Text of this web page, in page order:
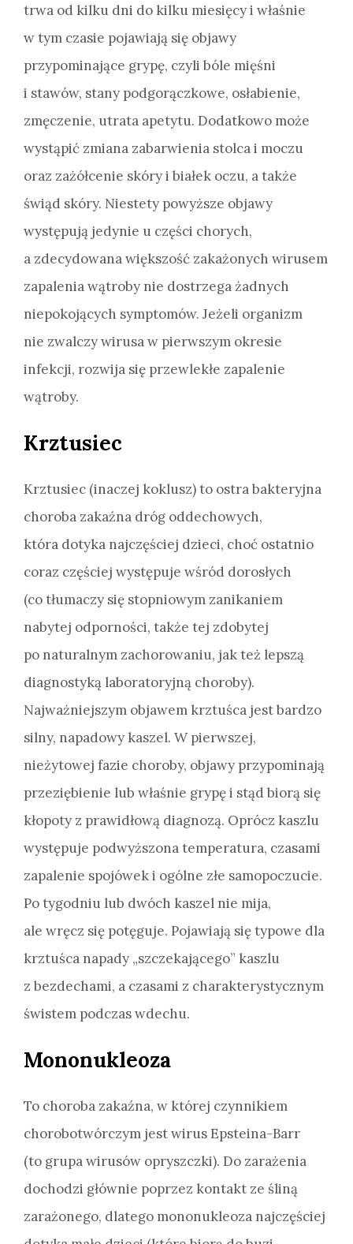
trwa od kilku dni do kilku miesięcy i właśnie
w tym czasie pojawiają się objawy
przypominające grypę, czyli bóle mięśni
i stawów, stany podgorączkowe, osłabienie,
zmęczenie, utrata apetytu. Dodatkowo może
wystąpić zmiana zabarwienia stolca i moczu
oraz zażółcenie skóry i białek oczu, a także
świąd skóry. Niestety powyższe objawy
występują jedynie u części chorych,
a zdecydowana większość zakażonych wirusem
zapalenia wątroby nie dostrzega żadnych
niepokojących symptomów. Jeżeli organizm
nie zwalczy wirusa w pierwszym okresie
infekcji, rozwija się przewlekłe zapalenie
wątroby.
Krztusiec
Krztusiec (inaczej koklusz) to ostra bakteryjna
choroba zakaźna dróg oddechowych,
która dotyka najczęściej dzieci, choć ostatnio
coraz częściej występuje wśród dorosłych
(co tłumaczy się stopniowym zanikaniem
nabytej odporności, także tej zdobytej
po naturalnym zachorowaniu, jak też lepszą
diagnostyką laboratoryjną choroby).
Najważniejszym objawem krztuśca jest bardzo
silny, napadowy kaszel. W pierwszej,
nieżytowej fazie choroby, objawy przypominają
przeziębienie lub właśnie grypę i stąd biorą się
kłopoty z prawidłową diagnozą. Oprócz kaszlu
występuje podwyższona temperatura, czasami
zapalenie spojówek i ogólne złe samopoczucie.
Po tygodniu lub dwóch kaszel nie mija,
ale wręcz się potęguje. Pojawiają się typowe dla
krztuśca napady „szczekającego” kaszlu
z bezdechami, a czasami z charakterystycznym
świstem podczas wdechu.
Mononukleoza
To choroba zakaźna, w której czynnikiem
chorobotwórczym jest wirus Epsteina-Barr
(to grupa wirusów opryszczki). Do zarażenia
dochodzi głównie poprzez kontakt ze śliną
zarażonego, dlatego mononukleoza najczęściej